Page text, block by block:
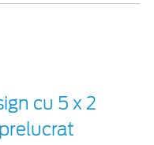
cu 5 x 2